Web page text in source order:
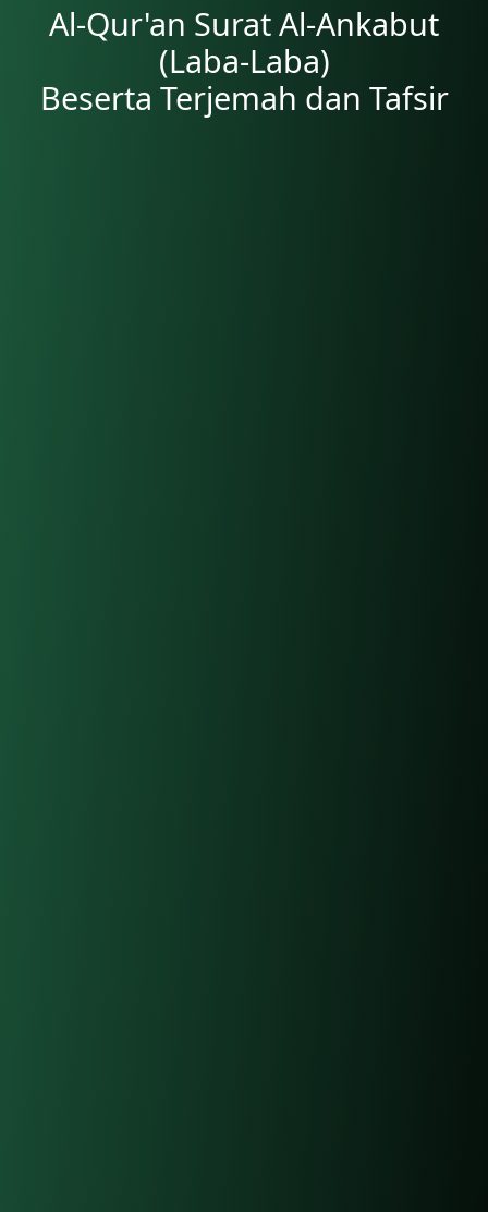
Al-Qur'an Surat Al-Ankabut
(Laba-Laba)
Beserta Terjemah dan Tafsir